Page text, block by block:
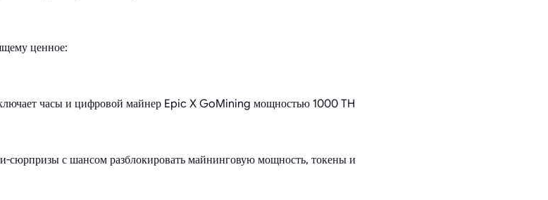
ценное:
часы и цифровой майнер Epic X GoMining мощностью 1000 TH
с шансом разблокировать майнинговую мощность, токены и